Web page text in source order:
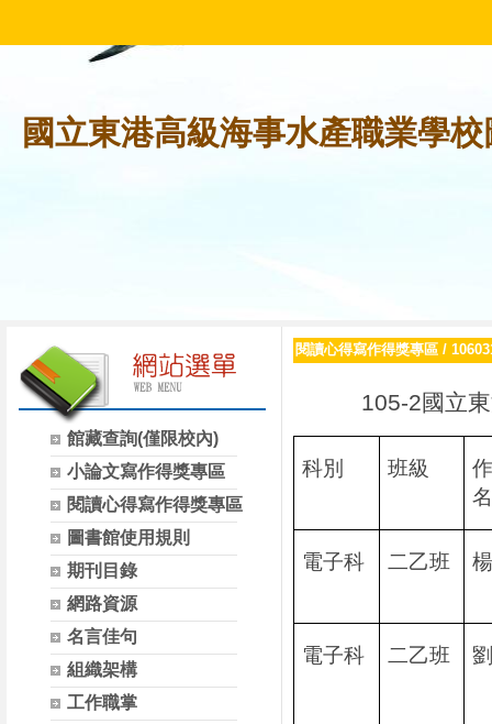
國立東港高級海事水產職業學
館藏查詢(僅限校內)
小論文寫作得獎專區
閱讀心得寫作得獎專區
圖書館使用規則
期刊目錄
網路資源
名言佳句
組織架構
工作職掌
閱讀心得寫作得獎專區 /
105-2國立
科別 班級
電子科 二乙班
電子科 二乙班